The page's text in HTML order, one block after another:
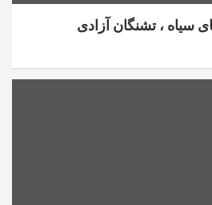
سیاه ، تشنگان آزادی